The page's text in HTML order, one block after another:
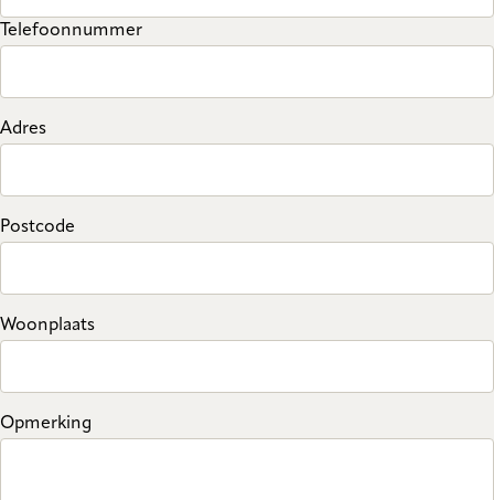
Telefoonnummer
Adres
Postcode
Woonplaats
Opmerking